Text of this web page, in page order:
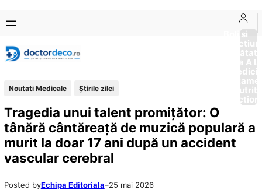
conținut
content
Boli si
Afectiuni
Sănătate
de la A
Noutati Medicale Știrile zilei
Tragedia unui talent promițător: O
tânără cântăreață de muzică populară a
murit la doar 17 ani după un accident
vascular cerebral
Posted byEchipa Editoriala–25 mai 2026